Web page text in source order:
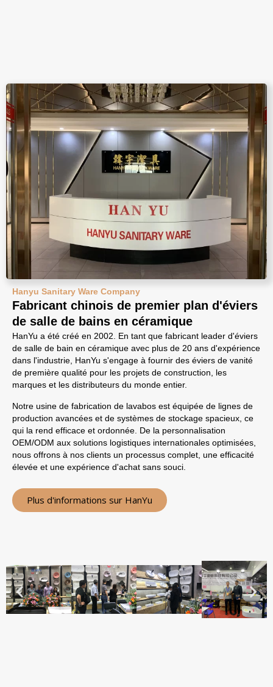
Hanyu Sanitary Ware Company
Fabricant chinois de premier plan d'éviers
de salle de bains en céramique
HanYu a été créé en 2002. En tant que fabricant leader d'éviers
de salle de bain en céramique avec plus de 20 ans d'expérience
dans l'industrie, HanYu s'engage à fournir des éviers de vanité
de première qualité pour les projets de construction, les
marques et les distributeurs du monde entier.
Notre usine de fabrication de lavabos est équipée de lignes de
production avancées et de systèmes de stockage spacieux, ce
qui la rend efficace et ordonnée. De la personnalisation
OEM/ODM aux solutions logistiques internationales optimisées,
nous offrons à nos clients un processus complet, une efficacité
élevée et une expérience d'achat sans souci.
Plus d'informations sur HanYu